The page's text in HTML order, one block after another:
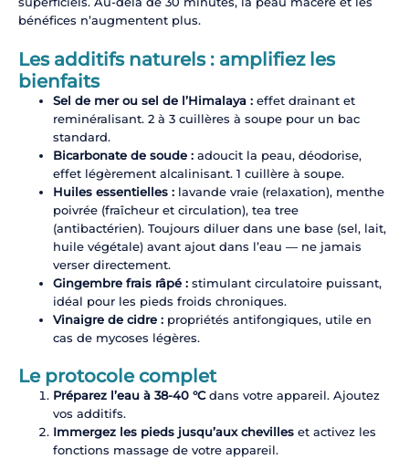
bénéfices n’augmentent plus.
Les additifs naturels : amplifiez les
bienfaits
Sel de mer ou sel de l’Himalaya :effet drainant et
reminéralisant. 2 à 3 cuillères à soupe pour un bac
standard.
Bicarbonate de soude :adoucit la peau, déodorise,
effet légèrement alcalinisant. 1 cuillère à soupe.
Huiles essentielles :lavande vraie (relaxation), menthe
poivrée (fraîcheur et circulation), tea tree
(antibactérien). Toujours diluer dans une base (sel, lait,
huile végétale) avant ajout dans l’eau — ne jamais
verser directement.
Gingembre frais râpé :stimulant circulatoire puissant,
idéal pour les pieds froids chroniques.
Vinaigre de cidre :propriétés antifongiques, utile en
cas de mycoses légères.
Le protocole complet
Préparez l’eau à 38-40 °Cdans votre appareil. Ajoutez
vos additifs.
Immergez les pieds jusqu’aux chevilleset activez les
fonctions massage de votre appareil.